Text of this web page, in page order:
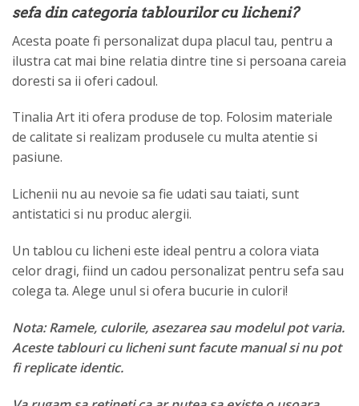
sefa din categoria tablourilor cu licheni?
Acesta poate fi personalizat dupa placul tau, pentru a
ilustra cat mai bine relatia dintre tine si persoana careia
doresti sa ii oferi cadoul.
Tinalia Art iti ofera produse de top. Folosim materiale
de calitate si realizam produsele cu multa atentie si
pasiune.
Lichenii nu au nevoie sa fie udati sau taiati, sunt
antistatici si nu produc alergii.
Un tablou cu licheni este ideal pentru a colora viata
celor dragi, fiind un cadou personalizat pentru sefa sau
colega ta. Alege unul si ofera bucurie in culori!
Nota: Ramele, culorile, asezarea sau modelul pot varia.
Aceste tablouri cu licheni sunt facute manual si nu pot
fi replicate identic.